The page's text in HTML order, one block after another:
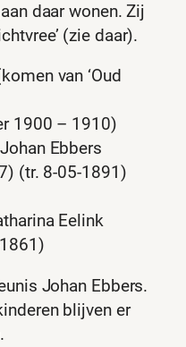
daar wonen. Zij
(zie daar).
van ‘Oud
1900 – 1910)
Ebbers
(tr. 8-05-1891)
Eelink
Johan Ebbers.
blijven er